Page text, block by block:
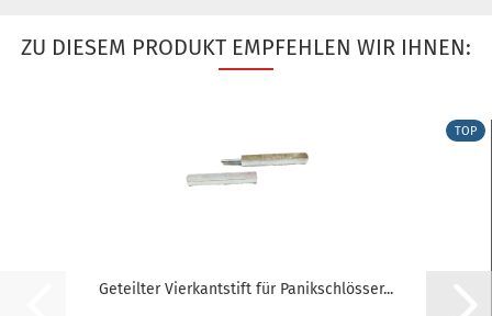
ZU DIESEM PRODUKT EMPFEHLEN WIR IHNEN:
TOP
Geteilter Vierkantstift für Panikschlösser...